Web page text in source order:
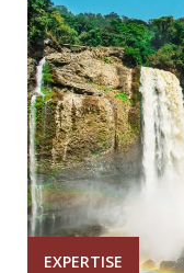
EXPERTISE